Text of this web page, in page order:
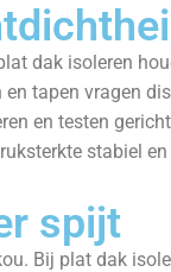
dak isoleren
tapen vragen
en testen
stabiel
spijt
Bij plat dak